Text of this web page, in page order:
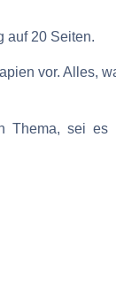
auf 20 Seiten.
vor. Alles,
Thema, sei es